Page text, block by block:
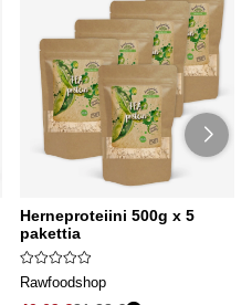
Herneproteiini 500g x 5
pakettia
Rawfoodshop